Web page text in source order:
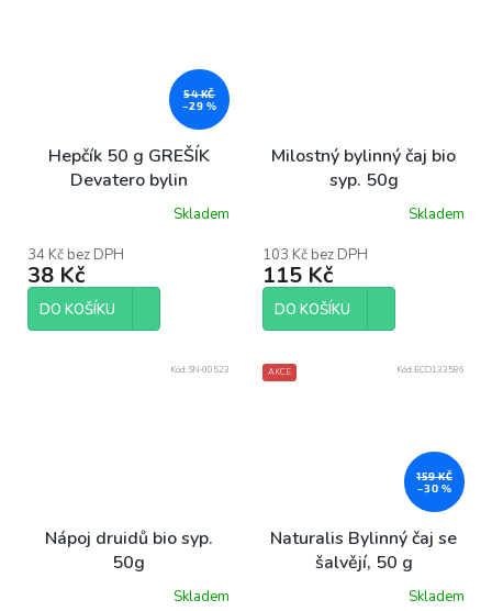
54 KČ
–29 %
Hepčík 50 g GREŠÍK
Devatero bylin
Skladem
34 Kč bez DPH
38 Kč
DO KOŠÍKU
Milostný bylinný čaj bio
syp. 50g
Skladem
103 Kč bez DPH
115 Kč
DO KOŠÍKU
Nápoj druidů bio syp.
50g
Skladem
Kód: SN-00523 AKCE
159 KČ
–30 %
Naturalis Bylinný čaj se
šalvějí, 50 g
Skladem
Kód: ECO133586